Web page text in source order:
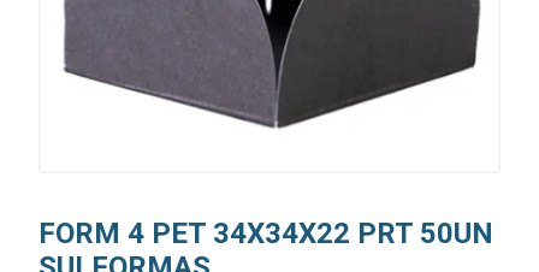
FORM 4 PET 34X34X22 PRT 50UN